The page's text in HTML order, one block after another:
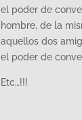
el poder de
hombre, de la
aquellos dos
el poder de
Etc…!!!